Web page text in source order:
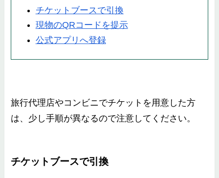
チケットブースで引換
現物のQRコードを提示
公式アプリへ登録
旅行代理店やコンビニでチケットを用意した方
は、少し手順が異なるので注意してください。
チケットブースで引換